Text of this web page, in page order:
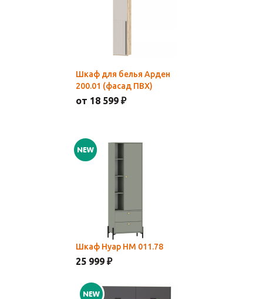
Шкаф для белья Арден
200.01 (фасад ПВХ)
от 18 599 ₽
Шкаф Нуар НМ 011.78
25 999 ₽